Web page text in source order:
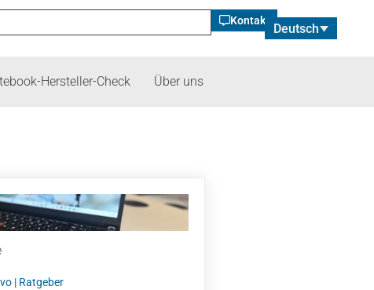
Kontakt
Deutsch
Hersteller-Check Über uns
| Ratgeber